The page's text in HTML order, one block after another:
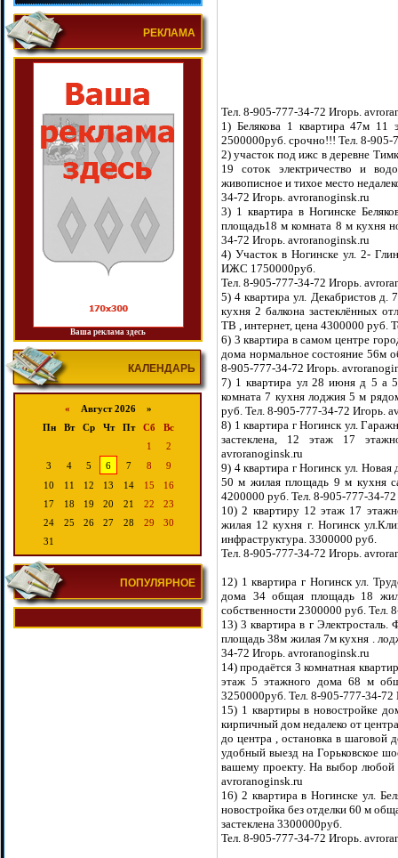
РЕКЛАМА
Ваша реклама здесь
КАЛЕНДАРЬ
« Август 2026 »
Пн
Вт Ср Чт Пт Сб
Вс
1
2
3
4 5 6 7 8
9
10
11 12 13 14 15
16
17
18 19 20 21 22
23
24
25 26 27 28 29
30
31
ПОПУЛЯРНОЕ
Тел. 8-905-777-34-72 Игорь.
1) Белякова 1 квартира 47м 11
2500000руб. срочно!!! Тел. 8-
2) участок под ижс в деревне
19 соток электричество и
живописное и тихое место
34-72 Игорь. avroranoginsk.ru
3) 1 квартира в Ногинске
площадь18 м комната 8 м кухня
34-72 Игорь. avroranoginsk.ru
4) Участок в Ногинске ул. 2-
ИЖС 1750000руб.
Тел. 8-905-777-34-72 Игорь.
5) 4 квартира ул. Декабристов
кухня 2 балкона застеклённых
ТВ , интернет, цена 4300000 руб.
6) 3 квартира в самом центре
дома нормальное состояние 56м
8-905-777-34-72 Игорь.
7) 1 квартира ул 28 июня д 5 а
комната 7 кухня лоджия 5 м
руб. Тел. 8-905-777-34-72 Игорь.
8) 1 квартира г Ногинск ул.
застеклена, 12 этаж 17
avroranoginsk.ru
9) 4 квартира г Ногинск ул.
50 м жилая площадь 9 м кухня
4200000 руб. Тел. 8-905-777-34-
10) 2 квартиру 12 этаж 17
жилая 12 кухня г. Ногинск
инфраструктура. 3300000 руб.
Тел. 8-905-777-34-72 Игорь.
12) 1 квартира г Ногинск ул.
дома 34 общая площадь 18
собственности 2300000 руб. Тел.
13) 3 квартира в г
площадь 38м жилая 7м кухня .
34-72 Игорь. avroranoginsk.ru
14) продаётся 3 комнатная
этаж 5 этажного дома 68 м
3250000руб. Тел. 8-905-777-34-72
15) 1 квартиры в новостройке
кирпичный дом недалеко от
до центра , остановка в шаговой
удобный выезд на Горьковское
вашему проекту. На выбор
avroranoginsk.ru
16) 2 квартира в Ногинске ул.
новостройка без отделки 60 м
застеклена 3300000руб.
Тел. 8-905-777-34-72 Игорь.